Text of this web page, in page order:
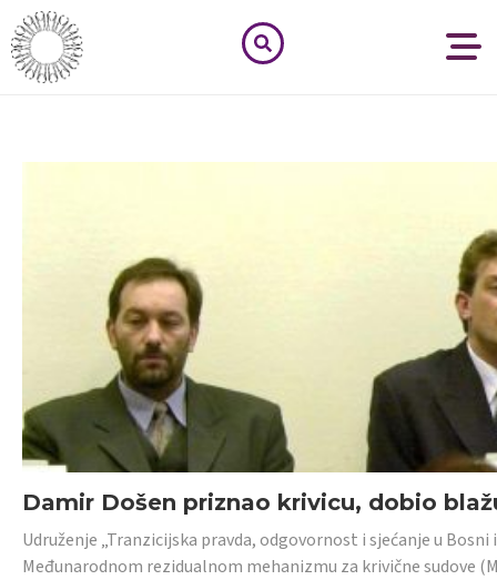
Damir Došen priznao krivicu, dobio
Udruženje „Tranzicijska pravda, odgovornost i sjećanje u
Međunarodnom rezidualnom mehanizmu za krivične sudove